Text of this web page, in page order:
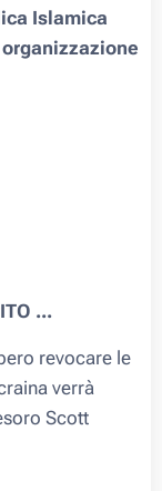
Islamica
...
revocare le
verrà
Scott